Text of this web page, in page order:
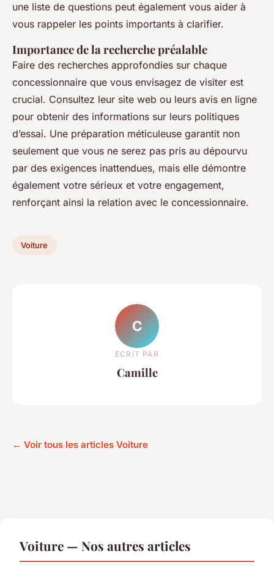
une liste de questions peut également vous aider à
vous rappeler les points importants à clarifier.
Importance de la recherche préalable
Faire des recherches approfondies sur chaque
concessionnaire que vous envisagez de visiter est
crucial. Consultez leur site web ou leurs avis en ligne
pour obtenir des informations sur leurs politiques
d’essai. Une préparation méticuleuse garantit non
seulement que vous ne serez pas pris au dépourvu
par des exigences inattendues, mais elle démontre
également votre sérieux et votre engagement,
renforçant ainsi la relation avec le concessionnaire.
Voiture
C
ECRIT PAR
Camille
← Voir tous les articles Voiture
Voiture — Nos autres articles